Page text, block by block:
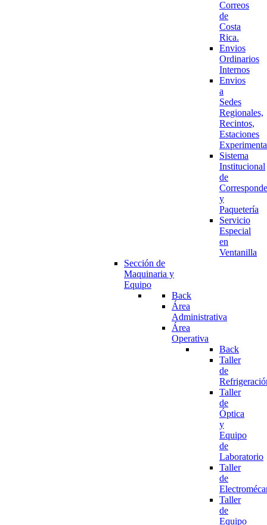
Correos
de
Costa
Rica.
Envios
Ordinarios
Internos
Envios
a
Sedes
Regionales,
Recintos,
Estaciones
Sistema
Institucional
de
y
Paquetería
Servicio
Especial
en
Ventanilla
Sección de
Maquinaria y
Equipo
Back
Área
Administrativa
Área
Operativa
Back
Taller
de
Taller
de
Óptica
y
Equipo
de
Laboratorio
Taller
de
Taller
de
Equipo